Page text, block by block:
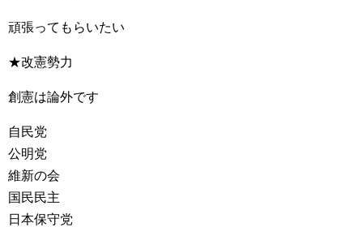
頑張ってもらいたい
★改憲勢力
創憲は論外です
自民党
公明党
維新の会
国民民主
日本保守党